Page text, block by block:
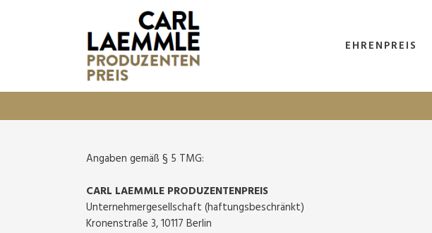
EHRENPREIS
Angaben gemäß § 5 TMG:
CARL LAEMMLE PRODUZENTENPREIS
Unternehmergesellschaft (haftungsbeschränkt)
Kronenstraße 3, 10117 Berlin